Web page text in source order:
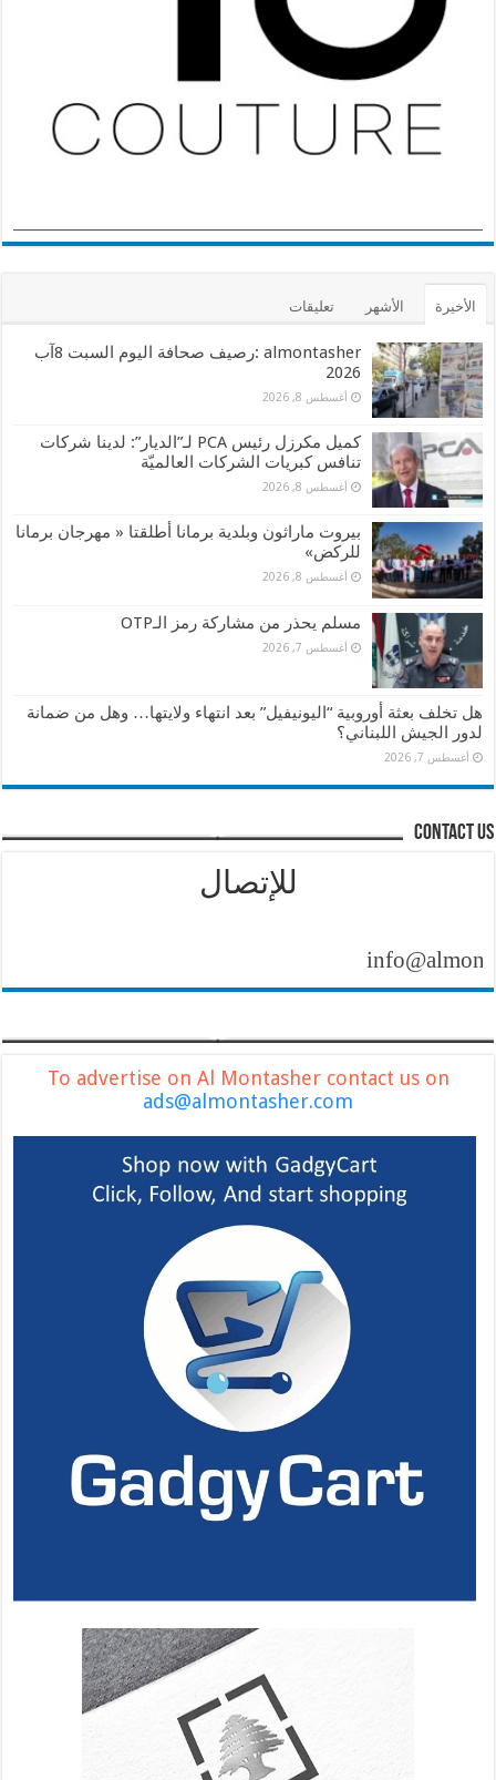
الأخيرة الأشهر تعليقات
almontasher :رصيف صحافة اليوم السبت 8آب
2026
أغسطس 8, 2026
كميل مكرزل رئيس PCA لـ”الديار”: لدينا شركات
تنافس كبريات الشركات العالميّة
أغسطس 8, 2026
بيروت ماراثون وبلدية برمانا أطلقتا « مهرجان برمانا
للركض»
أغسطس 8, 2026
مسلم يحذر من مشاركة رمز الـOTP
أغسطس 7, 2026
هل تخلف بعثة أوروبية “اليونيفيل” بعد انتهاء ولايتها… وهل من ضمانة
لدور الجيش اللبناني؟
أغسطس 7, 2026
contact us
للإتصال
To advertise on Al Montasher contact us on
ads@almontasher.com